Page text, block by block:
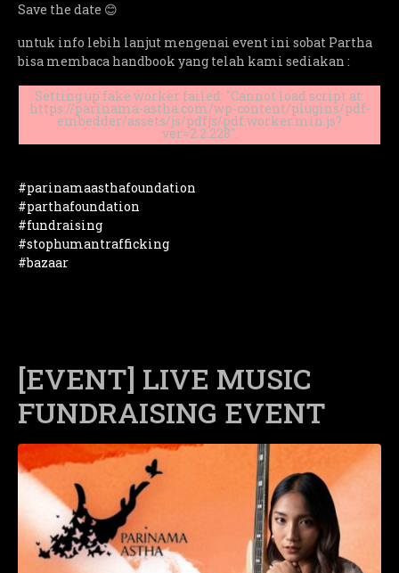
Save the date 😊
untuk info lebih lanjut mengenai event ini sobat Partha
bisa membaca handbook yang telah kami sediakan :
Setting up fake worker failed: "Cannot load script at:
https://parinama-astha.com/wp-content/plugins/pdf-
embedder/assets/js/pdfjs/pdf.worker.min.js?
ver=2.2.228".
#parinamaasthafoundation
#parthafoundation
#fundraising
#stophumantrafficking
#bazaar
[EVENT] LIVE MUSIC
FUNDRAISING EVENT